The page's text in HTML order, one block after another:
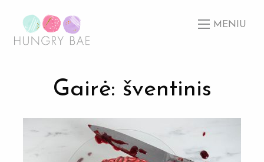
MENIU
Gairė: šventinis